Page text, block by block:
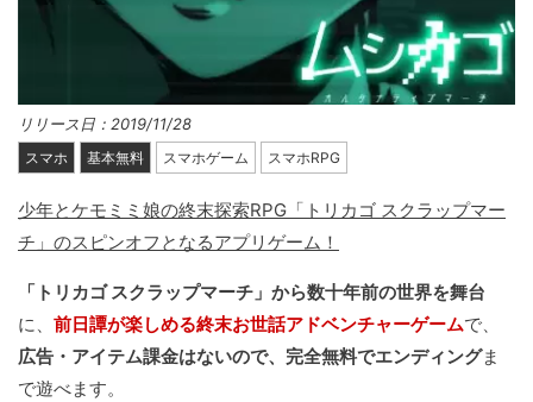
リリース日：2019/11/28
スマホ 基本無料 スマホゲーム スマホRPG
少年とケモミミ娘の終末探索RPG「トリカゴ スクラップマー
チ」のスピンオフとなるアプリゲーム！
「トリカゴ スクラップマーチ」から数十年前の世界を舞台
に、 前日譚が楽しめる終末お世話アドベンチャーゲームで、
広告・アイテム課金はないので、完全無料でエンディングま
で遊べます。